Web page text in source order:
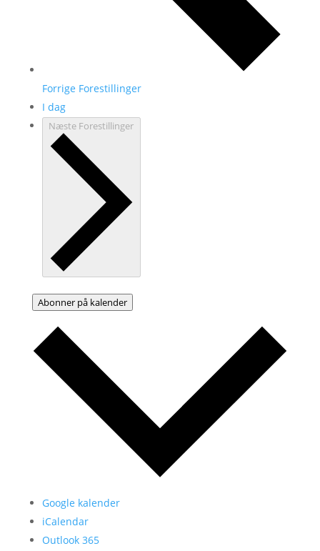
Forrige Forestillinger
I dag
Næste Forestillinger
Abonner på kalender
Google kalender
iCalendar
Outlook 365